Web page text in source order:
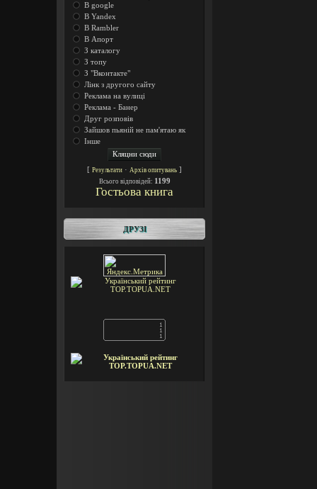
В google
В Yandex
В Rambler
В Апорт
З каталогу
З топу
З "Вконтакте"
Лінк з другого сайту
Реклама на вулиці
Реклама - Банер
Друг розповів
Зайшов пьяній не пам'ятаю як
Інше
[ Результати · Архів опитувань ]
Всього відповідей: 1199
Гостьова книга
ДРУЗІ